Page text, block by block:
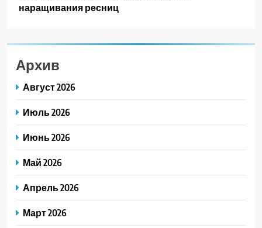
наращивания ресниц
Архив
Август 2026
Июль 2026
Июнь 2026
Май 2026
Апрель 2026
Март 2026